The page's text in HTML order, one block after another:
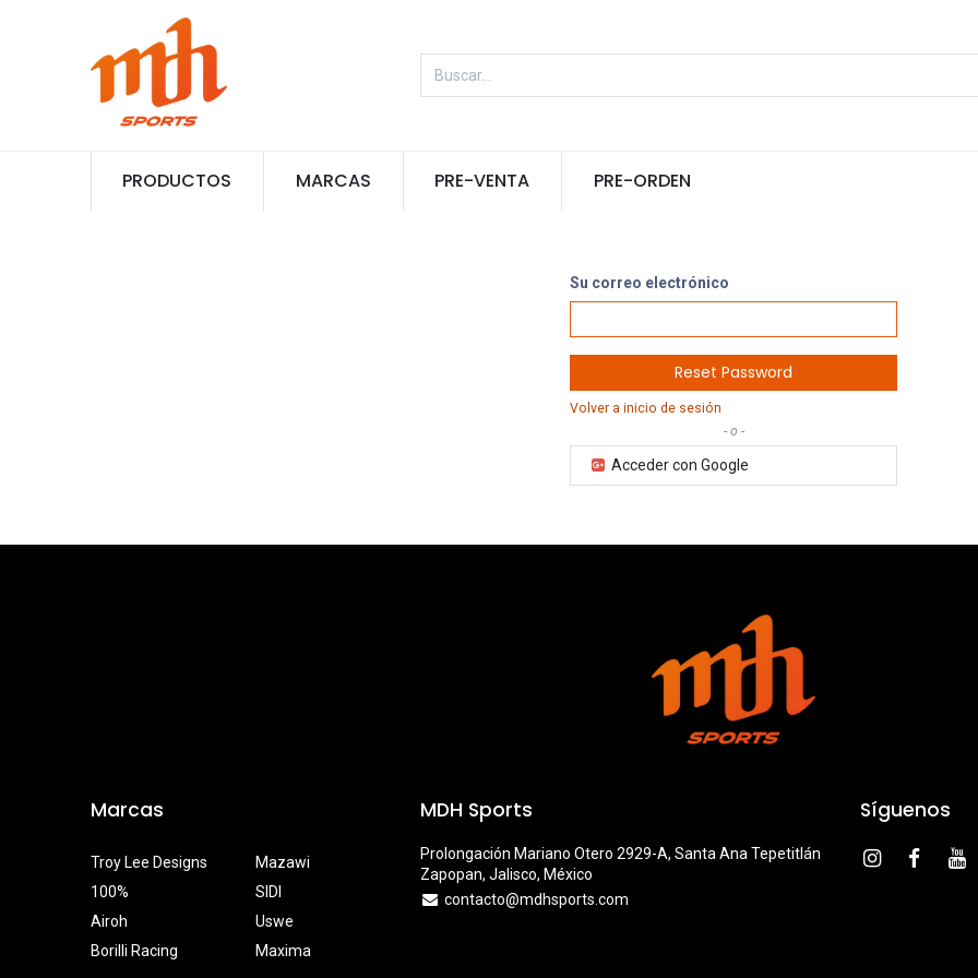
PRODUCTOS MARCAS PRE-VENTA PRE-ORDEN
Su correo electrónico
Reset Password
Volver a inicio de sesión
- o -
Acceder con Google
Marcas
Troy Lee Designs
100%
Airoh
Borilli Racing
Mazawi
SIDI
Uswe
Maxima
MDH Sports
Prolongación Mariano Otero 2929-A, Santa Ana Tepetitlán
Zapopan, Jalisco, México
contacto@mdhsports.com
Síguenos